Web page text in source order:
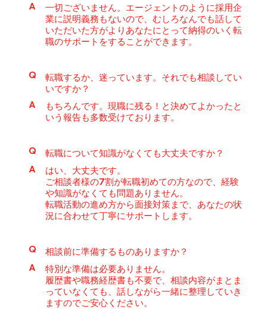
A
一切ございません。エージェントのように採用企
業に説明義務もないので、むしろなんでも話して
いただいた方がよりあなたにとって納得のいく転
職のサポートをすることができます。
Q
転職するか、迷っています。それでも相談してい
いですか？
A
もちろんです。現職に残る！と決めてよかったと
いう報告も多数受けております。
Q
転職について知識がなくても大丈夫ですか？
A
はい、大丈夫です。
ご相談者様の7割が転職初めての方なので、経験
や知識がなくても問題ありません。
転職活動の進め方から面接対策まで、あなたの状
況に合わせて丁寧にサポートします。
Q
相談前に準備するものありますか？
A
特別な準備は必要ありません。
履歴書や職務経歴書も不要で、相談内容がまとま
っていなくても、話しながら一緒に整理していき
ますのでご安心ください。